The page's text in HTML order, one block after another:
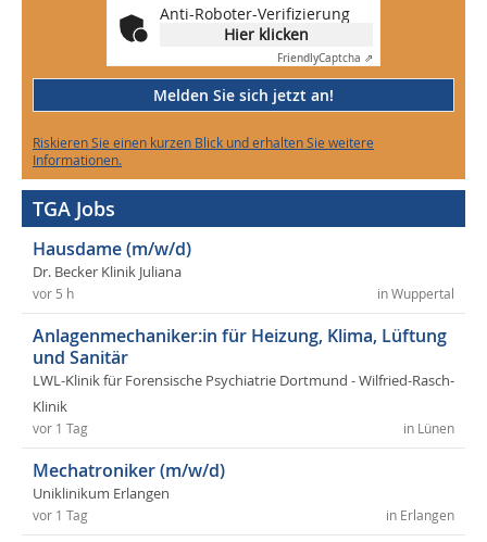
Anti-Roboter-Verifizierung
Hier klicken
FriendlyCaptcha ⇗
Melden Sie sich jetzt an!
Riskieren Sie einen kurzen Blick und erhalten Sie weitere
Informationen.
TGA Jobs
Hausdame (m/w/d)
Dr. Becker Klinik Juliana
in Wuppertal
vor 5 h
Anlagenmechaniker:in für Heizung, Klima, Lüftung
und Sanitär
LWL-Klinik für Forensische Psychiatrie Dortmund - Wilfried-Rasch-
Klinik
in Lünen
vor 1 Tag
Mechatroniker (m/w/d)
Uniklinikum Erlangen
in Erlangen
vor 1 Tag